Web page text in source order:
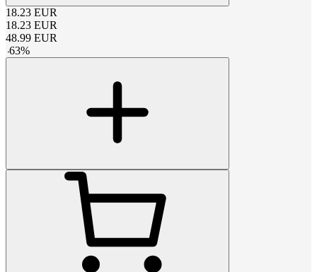
18.23 EUR
18.23 EUR
48.99 EUR
-63%